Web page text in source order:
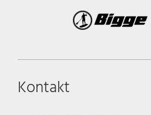
Kontakt